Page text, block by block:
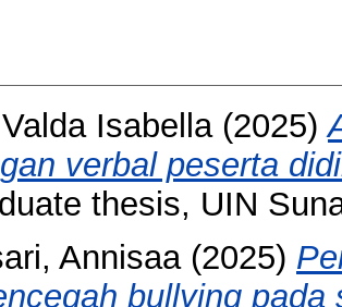
Isabella(2025)
verbal peserta
thesis, UIN
Annisaa(2025)
bullying